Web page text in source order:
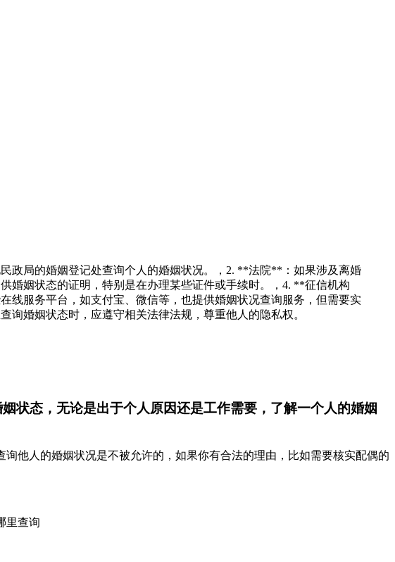
政局的婚姻登记处查询个人的婚姻状况。，2. **法院**：如果涉及离婚
婚姻状态的证明，特别是在办理某些证件或手续时。，4. **征信机构
服务平台，如支付宝、微信等，也提供婚姻状况查询服务，但需要实
婚姻状态时，应遵守相关法律法规，尊重他人的隐私权。
态，无论是出于个人原因还是工作需要，了解一个人的婚姻
他人的婚姻状况是不被允许的，如果你有合法的理由，比如需要核实配偶的